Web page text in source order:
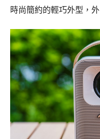
時尚簡約的輕巧外型，